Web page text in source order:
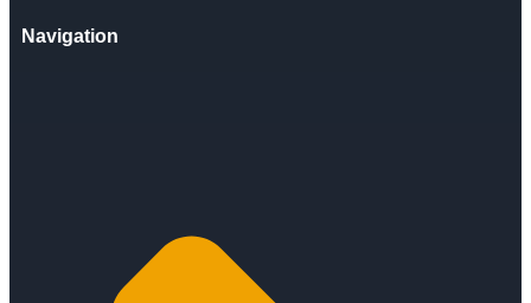
Navigation